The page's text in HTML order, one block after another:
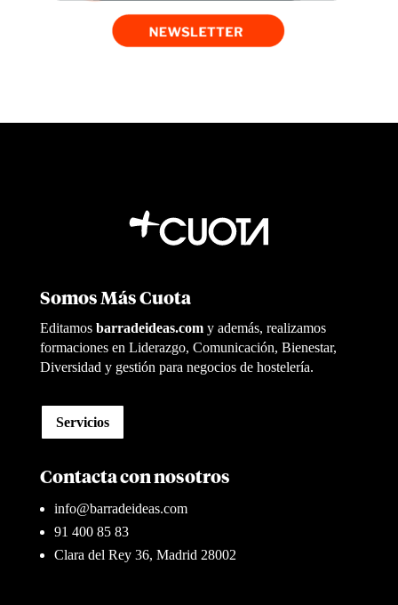
Somos Más Cuota
Editamosbarradeideas.com y además, realizamos
formaciones en Liderazgo, Comunicación, Bienestar,
Diversidad y gestión para negocios de hostelería.
Servicios
Contacta con nosotros
info@barradeideas.com
91 400 85 83
Clara del Rey 36, Madrid 28002